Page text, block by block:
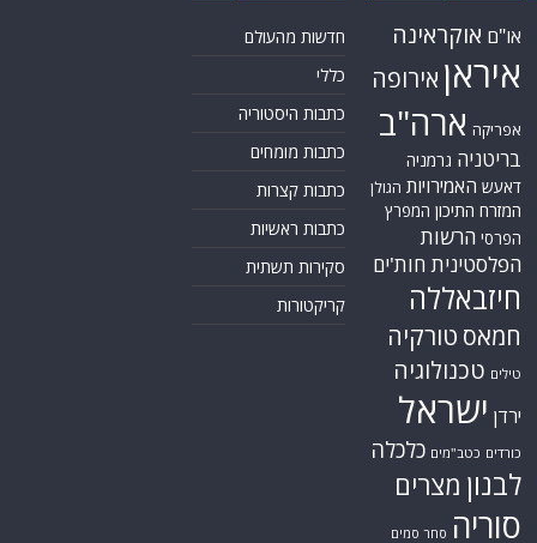
או"ם אוקראינה
איראן אירופה
אפריקה ארה"ב
בריטניה גרמניה
דאעש האמירויות הגולן
המזרח התיכון המפרץ
הפרסי הרשות
הפלסטינית חות'ים
חיזבאללה
חמאס טורקיה
טילים טכנולוגיה
ירדן ישראל
כורדים כטב"מים כלכלה
לבנון מצרים
סוריה סחר סמים
חדשות מהעולם
כללי
כתבות היסטוריה
כתבות מומחים
כתבות קצרות
כתבות ראשיות
סקירות תשתית
קריקטורות